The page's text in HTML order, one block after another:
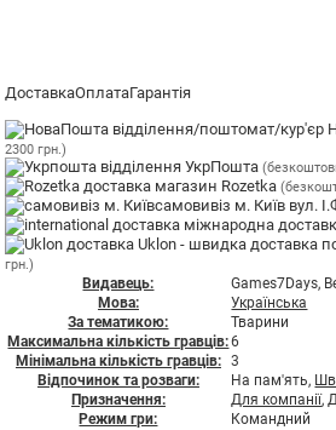
ДоставкаОплатаГарантія
відділення/поштомат/кур'єр
2300 грн.)
відділення УкрПошта
магазин Rozetka
самовивіз м. Київ вул.
міжнародна
Uklon - швидка доставка
грн.)
Видавець:
Games7Days,
Мова:
Українська
За тематикою:
Тварини
Максимальна кількість гравців:6
Мінімальна кількість гравців:
3
Відпочинок та розваги:
На пам'ять,
Призначення:
Для компанії,
Режим гри:
Командний